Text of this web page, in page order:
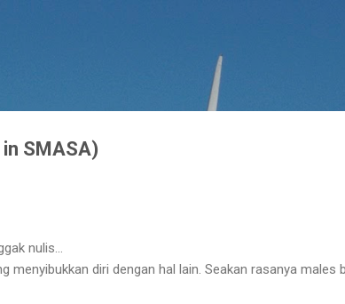
SMASA)
nulis…
menyibukkan diri dengan hal lain. Seakan rasanya males